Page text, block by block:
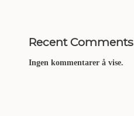
Recent Comments
Ingen kommentarer å vise.